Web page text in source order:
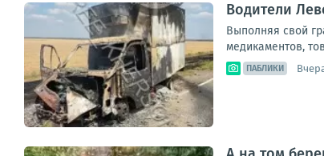
Водители
Выполняя свой
медикаментов,
ПАБЛИКИ